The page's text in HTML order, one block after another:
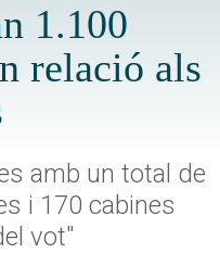
1.100
relació als
amb un total de
i 170 cabines
vot"